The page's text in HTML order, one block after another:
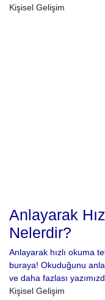
Kişisel Gelişim
Anlayarak
Nelerdir?
Anlayarak hızlı okuma
buraya! Okuduğunu
ve daha fazlası
Kişisel Gelişim